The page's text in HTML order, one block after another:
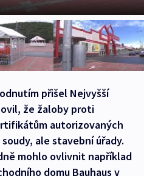
přišel Nejvyšší
že žaloby proti
autorizovaných
ale stavební úřady.
mohlo ovlivnit například
domu Bauhaus v